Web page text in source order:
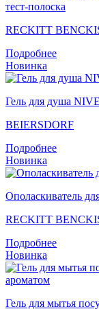
тест-полоска
RECKITT
Подробнее
Новинка
Гель для душа
BEIERSDORF
Подробнее
Новинка
Ополаскиватель
RECKITT
Подробнее
Новинка
Гель для мытья